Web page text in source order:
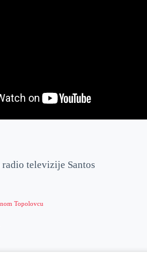
televizije Santos
Topolovcu